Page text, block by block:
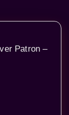
Patron –